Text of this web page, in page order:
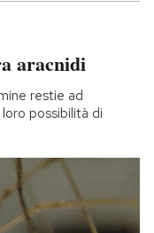
aracnidi
restie ad
possibilità di